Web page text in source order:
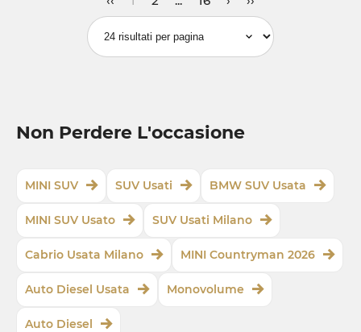
Non Perdere L'occasione
MINI SUV SUV Usati BMW SUV Usata
MINI SUV Usato SUV Usati Milano
Cabrio Usata Milano MINI Countryman 2026
Auto Diesel Usata Monovolume
Auto Diesel